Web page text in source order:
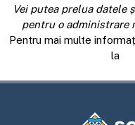
Vei putea prelua datele
pentru o administrare
Pentru mai multe
la